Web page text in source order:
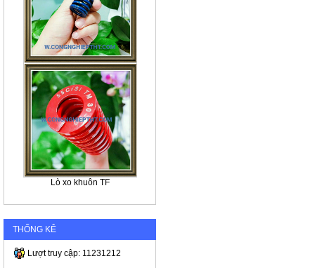
Lò xo khuôn TF
THỐNG KÊ
Lượt truy cập: 11231212